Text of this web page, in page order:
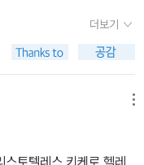
들이 비중(표준 물질에
면, 같은 속력으로 움직
무게가 다른 두 물체의
어떻게 달라지는가 하
에서 시작해 기둥의 길
더보기